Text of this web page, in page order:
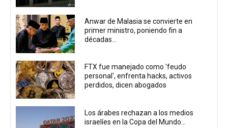
Anwar de Malasia se convierte en
primer ministro, poniendo fin a
décadas...
FTX fue manejado como 'feudo
personal', enfrenta hacks, activos
perdidos, dicen abogados
Los árabes rechazan a los medios
israelíes en la Copa del Mundo...